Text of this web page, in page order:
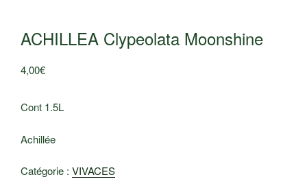
ACHILLEA Clypeolata Moonshine
4,00€
Cont 1.5L
Achillée
Catégorie : VIVACES